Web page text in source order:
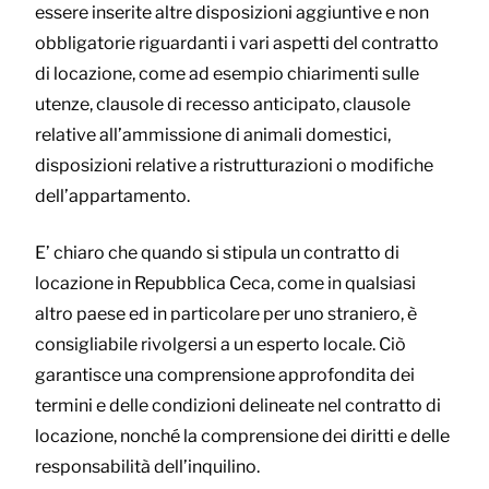
essere inserite altre disposizioni aggiuntive e non
obbligatorie riguardanti i vari aspetti del contratto
di locazione, come ad esempio chiarimenti sulle
utenze, clausole di recesso anticipato, clausole
relative all’ammissione di animali domestici,
disposizioni relative a ristrutturazioni o modifiche
dell’appartamento.
E’ chiaro che quando si stipula un contratto di
locazione in Repubblica Ceca, come in qualsiasi
altro paese ed in particolare per uno straniero, è
consigliabile rivolgersi a un esperto locale. Ciò
garantisce una comprensione approfondita dei
termini e delle condizioni delineate nel contratto di
locazione, nonché la comprensione dei diritti e delle
responsabilità dell’inquilino.